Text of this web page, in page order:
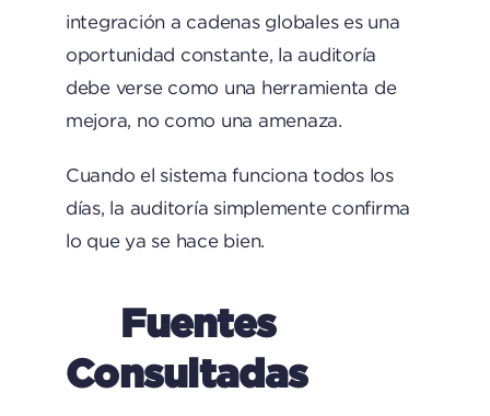
integración a cadenas globales es una
oportunidad constante, la auditoría
debe verse como una herramienta de
mejora, no como una amenaza.
Cuando el sistema funciona todos los
días, la auditoría simplemente confirma
lo que ya se hace bien.
Fuentes
Consultadas